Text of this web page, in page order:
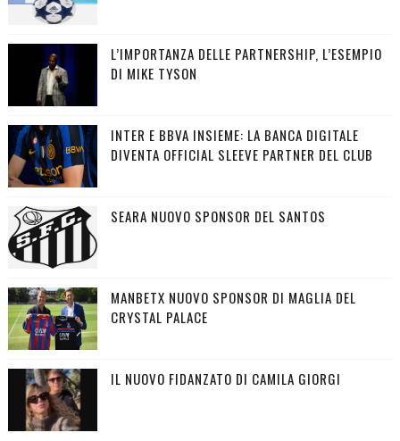
L’IMPORTANZA DELLE PARTNERSHIP, L’ESEMPIO
DI MIKE TYSON
INTER E BBVA INSIEME: LA BANCA DIGITALE
DIVENTA OFFICIAL SLEEVE PARTNER DEL CLUB
SEARA NUOVO SPONSOR DEL SANTOS
MANBETX NUOVO SPONSOR DI MAGLIA DEL
CRYSTAL PALACE
IL NUOVO FIDANZATO DI CAMILA GIORGI